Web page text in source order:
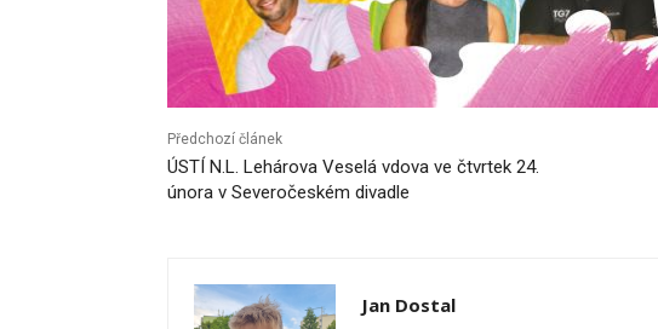
Předchozí článek
ÚSTÍ N.L. Lehárova Veselá vdova ve čtvrtek 24.
února v Severočeském divadle
Jan Dostal